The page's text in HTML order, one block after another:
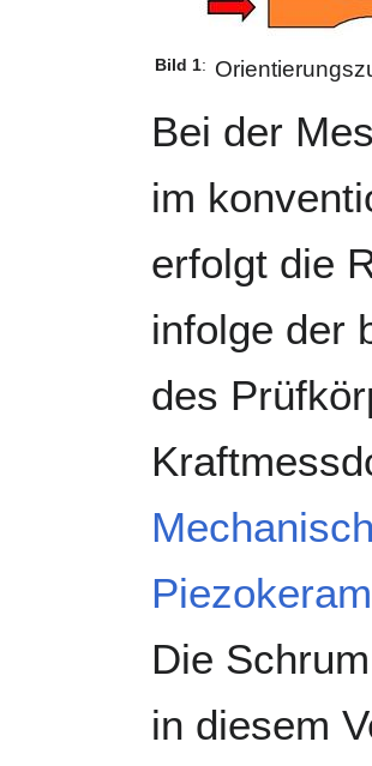
Bild 1:
Bei der
im
erfolgt die
infolge der
des
Die
in diesem